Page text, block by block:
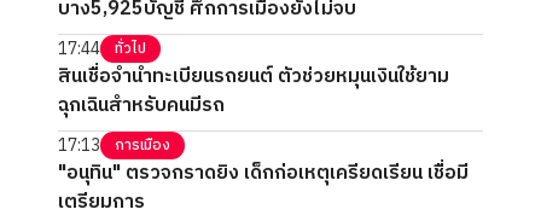
บาง5,925บัญชี ศึกการเมืองยังไม่จบ
17:44 ทั่วไป
สินเชื่อจำนำทะเบียนรถยนต์ ตัวช่วยหมุนเงินใช้ยาม
ฉุกเฉินสำหรับคนมีรถ
17:13 การเมือง
"อนุทิน" ตรวจกราดยิง เด็กก่อเหตุเครียดเรียน เชื่อมี
เตรียมการ